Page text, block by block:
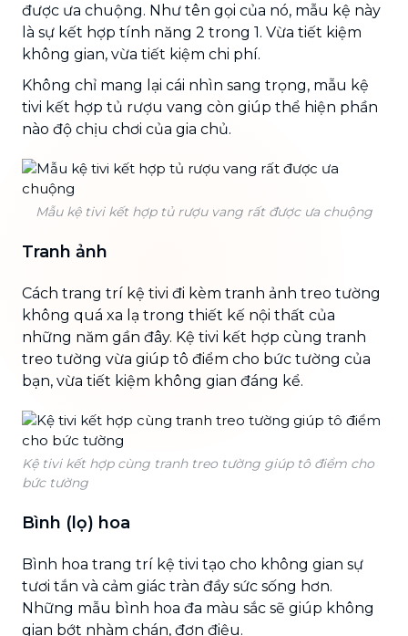
được ưa chuộng. Như tên gọi của nó, mẫu kệ này
là sự kết hợp tính năng 2 trong 1. Vừa tiết kiệm
không gian, vừa tiết kiệm chi phí.
Không chỉ mang lại cái nhìn sang trọng, mẫu kệ
tivi kết hợp tủ rượu vang còn giúp thể hiện phần
nào độ chịu chơi của gia chủ.
Mẫu kệ tivi kết hợp tủ rượu vang rất được ưa chuộng
Tranh ảnh
Cách trang trí kệ tivi đi kèm tranh ảnh treo tường
không quá xa lạ trong thiết kế nội thất của
những năm gần đây. Kệ tivi kết hợp cùng tranh
treo tường vừa giúp tô điểm cho bức tường của
bạn, vừa tiết kiệm không gian đáng kể.
Kệ tivi kết hợp cùng tranh treo tường giúp tô điểm cho
bức tường
Bình (lọ) hoa
Bình hoa trang trí kệ tivi tạo cho không gian sự
tươi tắn và cảm giác tràn đầy sức sống hơn.
Những mẫu bình hoa đa màu sắc sẽ giúp không
gian bớt nhàm chán, đơn điệu.